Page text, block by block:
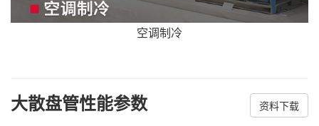
空调制冷
大散盘管性能参数 资料下载